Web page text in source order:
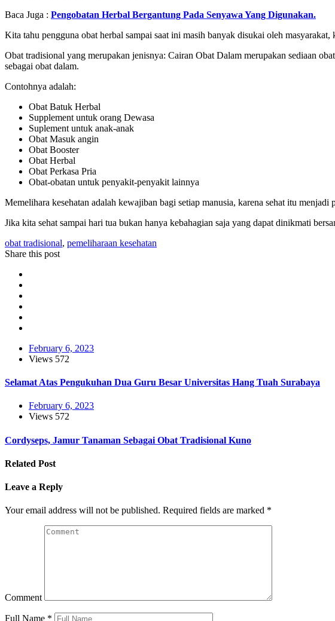
Baca Juga : Pengobatan Herbal Bergantung Pada Senyawa Yang Digunakan.
Kita tahu pengguna obat herbal sampai saat ini masih banyak disukai oleh
Obat tradisional yang merupakan jenisnya: Cairan Obat Dalam merupakan sediaan
sebagai obat dalam.
Contohnya adalah:
Obat Batuk Herbal
Supplement untuk orang Dewasa
Suplement untuk anak-anak
Obat Masuk angin
Obat Booster
Obat Herbal
Obat Perkasa Pria
Obat-obatan untuk penyakit-penyakit lainnya
Memelihara kesehatan adalah kewajiban bagi setiap manusia, karena sehat itu
Jika kita sehat sampai hari tua bukan hanya kebahagian saja yang dapat dinikmati
obat tradisional, pemeliharaan kesehatan
Share this post
February 6, 2023
Views 572
Selamat Atas Pengukuhan Dua Guru Besar Universitas Hang Tuah Surabaya
February 6, 2023
Views 572
Cordyseps, Jamur Tanaman Sebagai Obat Tradisional Kuno
Related Post
Leave a Reply
Your email address will not be published. Required fields are marked *
Comment
Full Name *